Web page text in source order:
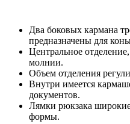
Два боковых кармана
предназначены для
Центральное
молнии.
Объем отделения
Внутри имеется
документов.
Лямки рюкзака
формы.